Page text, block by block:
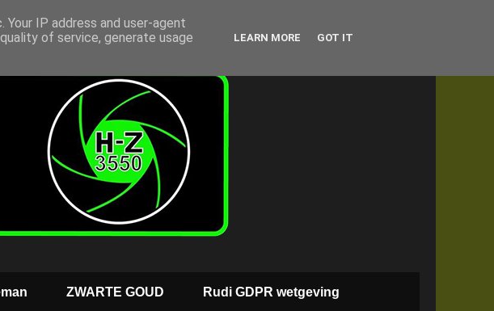
ZWARTE GOUD Rudi GDPR wetgeving
IP address and user-agent
of service, generate usage
LEARN MORE GOT IT